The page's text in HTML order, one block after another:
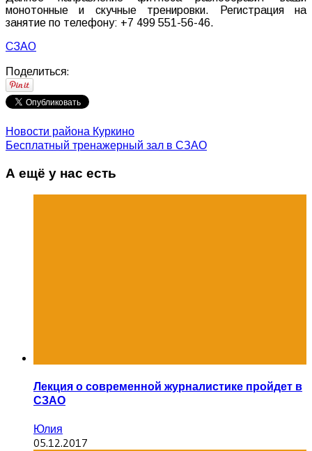
монотонные и скучные тренировки. Регистрация на
занятие по телефону: +7 499 551-56-46.
СЗАО
Поделиться:
Новости района Куркино
Бесплатный тренажерный зал в СЗАО
А ещё у нас есть
Лекция о современной журналистике пройдет в
СЗАО
Юлия
05.12.2017